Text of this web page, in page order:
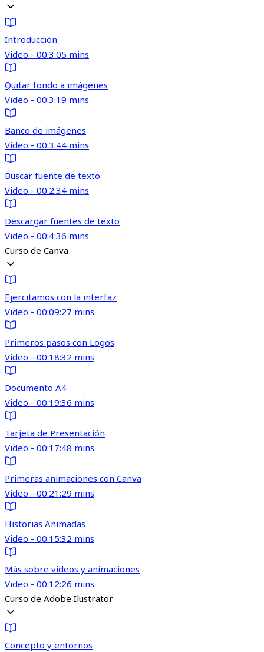
Introducción
Video - 00:3:05 mins
Quitar fondo a imágenes
Video - 00:3:19 mins
Banco de imágenes
Video - 00:3:44 mins
Buscar fuente de texto
Video - 00:2:34 mins
Descargar fuentes de texto
Video - 00:4:36 mins
Curso de Canva
Ejercitamos con la interfaz
Video - 00:09:27 mins
Primeros pasos con Logos
Video - 00:18:32 mins
Documento A4
Video - 00:19:36 mins
Tarjeta de Presentación
Video - 00:17:48 mins
Primeras animaciones con Canva
Video - 00:21:29 mins
Historias Animadas
Video - 00:15:32 mins
Más sobre videos y animaciones
Video - 00:12:26 mins
Curso de Adobe Ilustrator
Concepto y entornos